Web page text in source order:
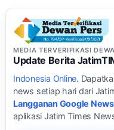
MEDIA TERVERIFIKASI
Update Berita
Indonesia Online.
news setiap hari dari
Langganan Google
aplikasi Jatim Times